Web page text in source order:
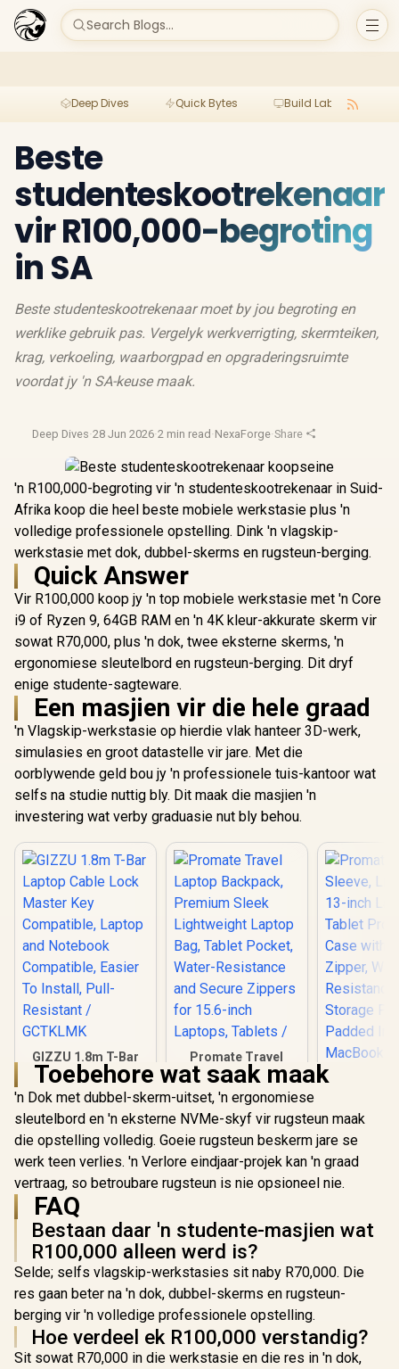
Search Blogs...
Deep Dives Quick Bytes Build Lab
Beste
studenteskootrekenaar
vir R100,000-begroting
in SA
Beste studenteskootrekenaar moet by jou begroting en
werklike gebruik pas. Vergelyk werkverrigting, skermteiken,
krag, verkoeling, waarborgpad en opgraderingsruimte
voordat jy 'n SA-keuse maak.
Deep Dives·28 Jun 2026·2 min read ·NexaForge·Share
'n R100,000-begroting vir 'n studenteskootrekenaar in Suid-
Afrika koop die heel beste mobiele werkstasie plus 'n
volledige professionele opstelling. Dink 'n vlagskip-
werkstasie met dok, dubbel-skerms en rugsteun-berging.
Quick Answer
Vir R100,000 koop jy 'n top mobiele werkstasie met 'n Core
i9 of Ryzen 9, 64GB RAM en 'n 4K kleur-akkurate skerm vir
sowat R70,000, plus 'n dok, twee eksterne skerms, 'n
ergonomiese sleutelbord en rugsteun-berging. Dit dryf
enige studente-sagteware.
Een masjien vir die hele graad
'n Vlagskip-werkstasie op hierdie vlak hanteer 3D-werk,
simulasies en groot datastelle vir jare. Met die
oorblywende geld bou jy 'n professionele tuis-kantoor wat
selfs na studie nuttig bly. Dit maak die masjien 'n
investering wat verby graduasie nut bly behou.
GIZZU 1.8m T-Bar
Laptop Cable Lock
Master Key
Compatible, Laptop
and Notebook
Compatible, Easier
To Install, Pull-
Resistant /
GCTKLMK
R229 In Stock
Promate Travel
Laptop Backpack,
Premium Sleek
Lightweight Laptop
Bag, Tablet Pocket,
Water-Resistance
and Secure Zippers
for 15.6-inch
Laptops, Tablets /
R499 In Stock
Promate
Sleeve,
Tablet
Case with
Storage
Air /
R319
Toebehore wat saak maak
'n Dok met dubbel-skerm-uitset, 'n ergonomiese
sleutelbord en 'n eksterne NVMe-skyf vir rugsteun maak
die opstelling volledig. Goeie rugsteun beskerm jare se
werk teen verlies. 'n Verlore eindjaar-projek kan 'n graad
vertraag, so betroubare rugsteun is nie opsioneel nie.
FAQ
Bestaan daar 'n studente-masjien wat
R100,000 alleen werd is?
Selde; selfs vlagskip-werkstasies sit naby R70,000. Die
res gaan beter na 'n dok, dubbel-skerms en rugsteun-
berging vir 'n volledige professionele opstelling.
Hoe verdeel ek R100,000 verstandig?
Sit sowat R70,000 in die werkstasie en die res in 'n dok,